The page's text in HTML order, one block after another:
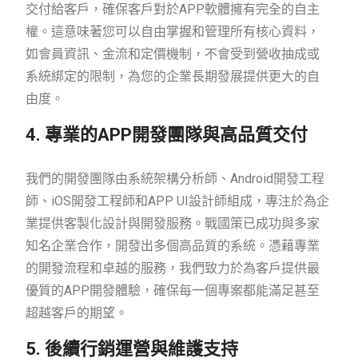
交付給客戶，確保客戶對於APP軟體擁有完全的自主
權。這意味著您可以自由掌握和管理所有核心資料，
如會員資訊、金流和定價機制，不會受到營收抽成或
系統綁定的限制，為您的企業長期發展提供更大的自
由度。
4. 專業的APP開發團隊與高品質交付
我們的開發團隊由系統架構分析師、Android開發工程
師、iOS開發工程師和APP UI設計師組成，專注於為企
業提供客製化設計與開發服務。戰國策已成功與多家
知名企業合作，開發出多個高品質的系統。憑藉專業
的開發流程和卓越的服務，我們致力於為客戶提供最
優質的APP開發體驗，確保每一個專案都能滿足甚至
超越客戶的期望。
5. 後續行銷運營與維護支持